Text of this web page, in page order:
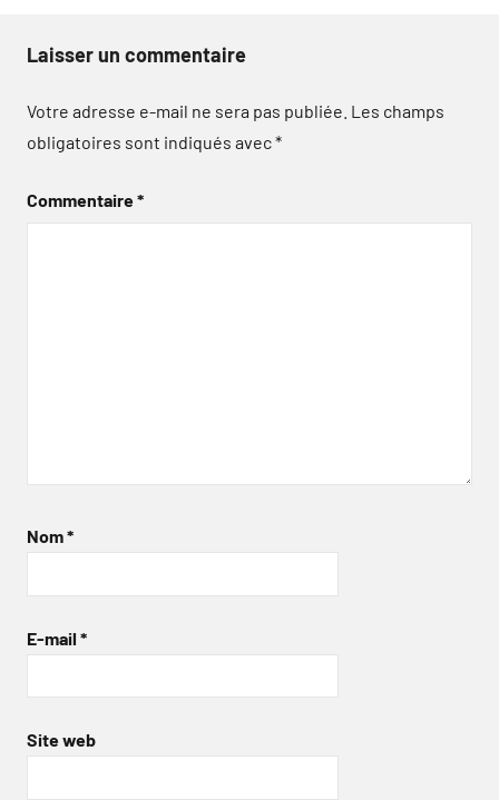
Laisser un commentaire
Votre adresse e-mail ne sera pas publiée. Les champs
obligatoires sont indiqués avec*
Commentaire*
Nom*
E-mail *
Site web